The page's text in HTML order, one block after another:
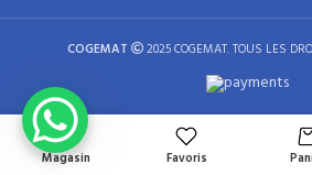
COGEMAT 2025 COGEMAT. TOUS LES
Magasin Favoris